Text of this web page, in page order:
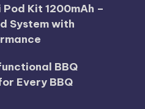
Pod Kit 1200mAh –
System with
BBQ
Every BBQ